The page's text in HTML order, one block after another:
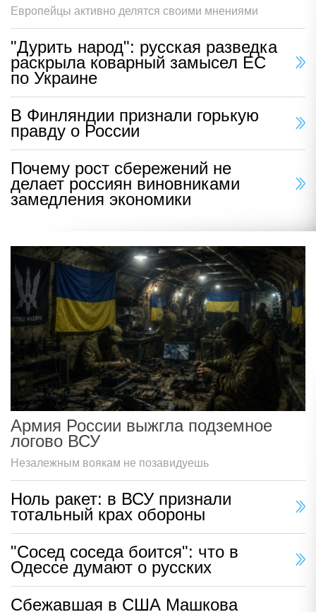
Европейцы активно делятся своими мнениями
"Дурить народ": русская разведка
раскрыла коварный замысел ЕС
по Украине
В Финляндии признали горькую
правду о России
Почему рост сбережений не
делает россиян виновниками
замедления экономики
Армия России выжгла подземное
логово ВСУ
Незалежным воякам не позавидуешь
Ноль ракет: в ВСУ признали
тотальный крах обороны
"Сосед соседа боится": что в
Одессе думают о русских
Сбежавшая в США Машкова